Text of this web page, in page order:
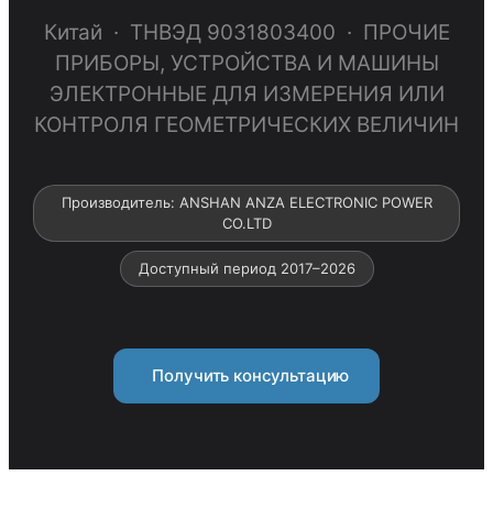
Китай · ТНВЭД 9031803400 · ПРОЧИЕ
ПРИБОРЫ, УСТРОЙСТВА И МАШИНЫ
ЭЛЕКТРОННЫЕ ДЛЯ ИЗМЕРЕНИЯ ИЛИ
КОНТРОЛЯ ГЕОМЕТРИЧЕСКИХ ВЕЛИЧИН
Производитель: ANSHAN ANZA ELECTRONIC POWER
CO.LTD
Доступный период 2017–2026
Получить консультацию